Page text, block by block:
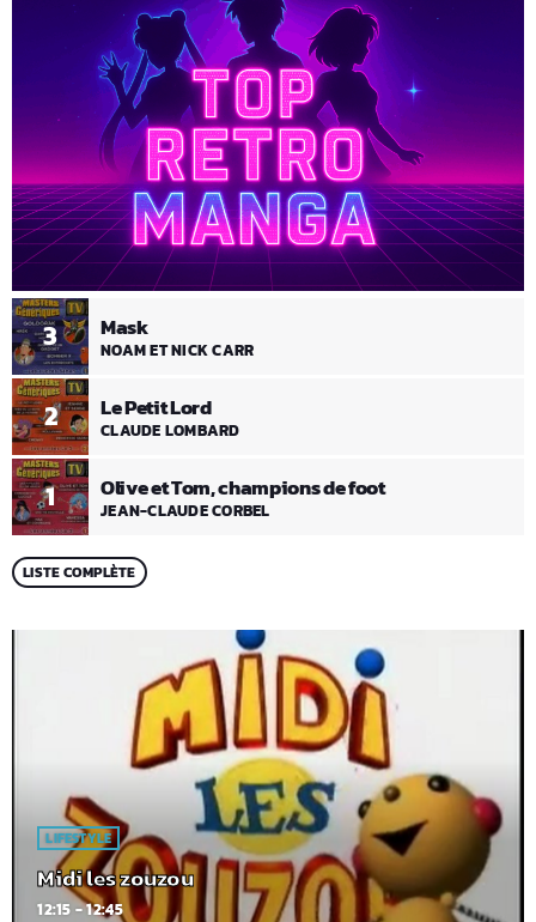
1 Olive et Tom, champions de foot
JEAN-CLAUDE CORBEL
2 Le Petit Lord
CLAUDE LOMBARD
3 Mask
NOAM ET NICK CARR
LISTE COMPLÈTE
LIFESTYLE
Midi les zouzou
12:15 - 12:45